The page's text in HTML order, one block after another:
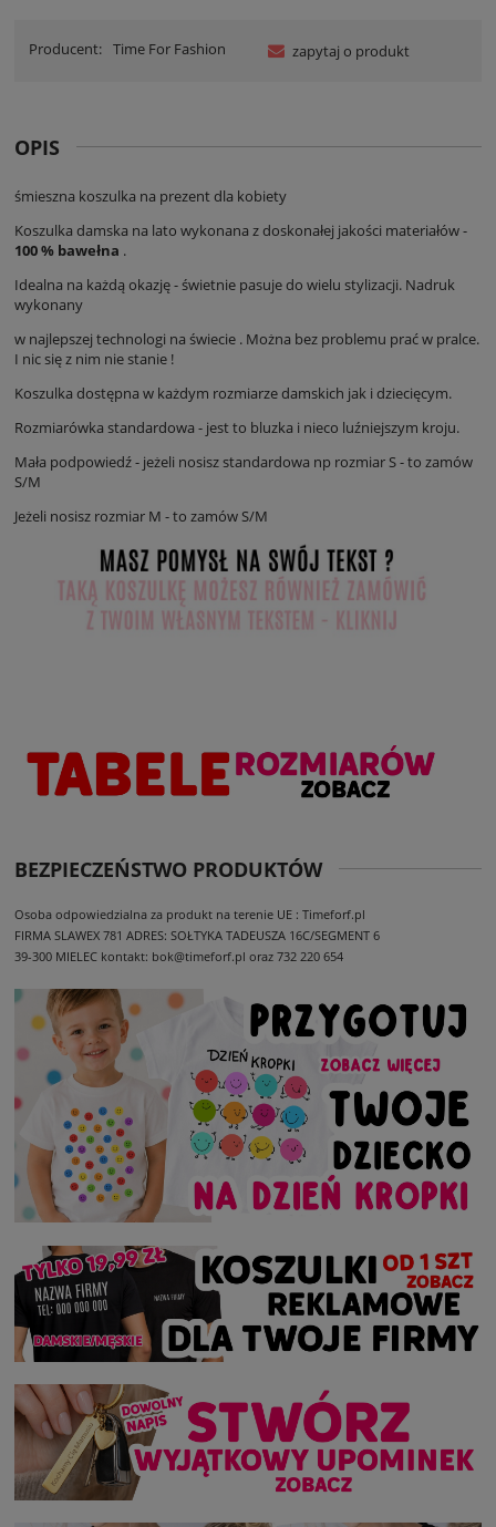
Producent: Time For Fashion zapytaj o produkt
OPIS
śmieszna koszulka na prezent dla kobiety
Koszulka damska na lato wykonana z doskonałej jakości materiałów -
100 % bawełna .
Idealna na każdą okazję - świetnie pasuje do wielu stylizacji. Nadruk
wykonany
w najlepszej technologi na świecie . Można bez problemu prać w pralce.
I nic się z nim nie stanie !
Koszulka dostępna w każdym rozmiarze damskich jak i dziecięcym.
Rozmiarówka standardowa - jest to bluzka i nieco luźniejszym kroju.
Mała podpowiedź - jeżeli nosisz standardowa np rozmiar S - to zamów
S/M
Jeżeli nosisz rozmiar M - to zamów S/M
BEZPIECZEŃSTWO PRODUKTÓW
Osoba odpowiedzialna za produkt na terenie UE : Timeforf.pl
FIRMA SLAWEX 781 ADRES: SOŁTYKA TADEUSZA 16C/SEGMENT 6
39-300 MIELEC kontakt: bok@timeforf.pl oraz 732 220 654